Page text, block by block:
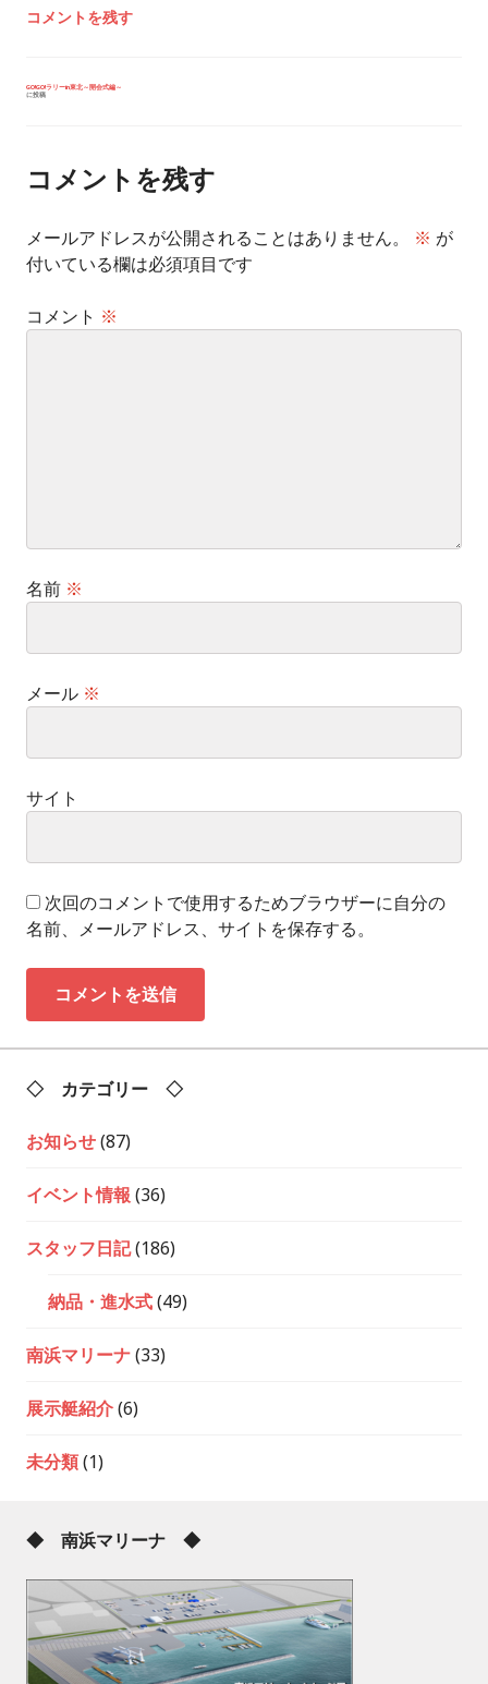
コメントを残す
投
シ
ョ
GO!GO!ラリーin東北～開会式編～
に投稿
コメントを残す
メールアドレスが公開されることはありません。 ※ が
付いている欄は必須項目です
コメント ※
名前 ※
メール ※
サイト
次回のコメントで使用するためブラウザーに自分の
名前、メールアドレス、サイトを保存する。
◇ カテゴリー ◇
お知らせ(87)
イベント情報 (36)
スタッフ日記(186)
納品・進水式(49)
南浜マリーナ(33)
展示艇紹介(6)
未分類(1)
◆ 南浜マリーナ ◆